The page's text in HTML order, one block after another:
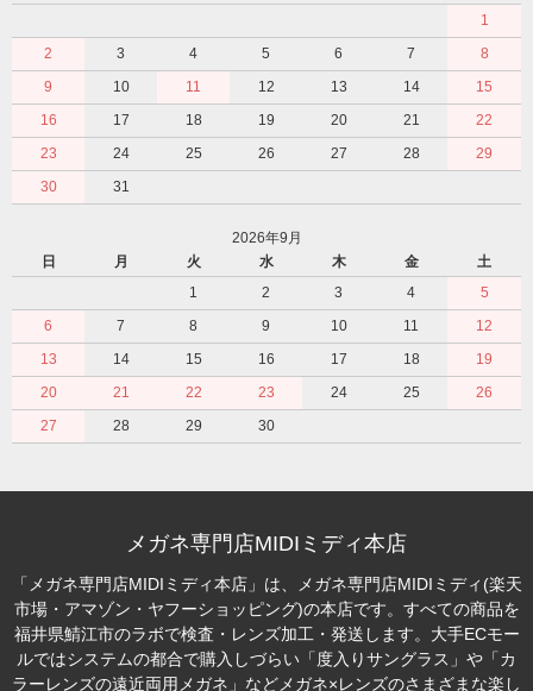
1
2
3 4 5 6 7
8
9
10 11 12 13 14
15
16
17 18 19 20 21
22
23
24 25 26 27 28
29
30
31
2026年9月
日
月 火 水 木 金
土
1
2 3 4
5
6
7 8 9 10 11
12
13
14 15 16 17 18
19
20
21 22 23 24 25
26
27
28 29 30
メガネ専門店MIDIミディ本店
「メガネ専門店MIDIミディ本店」は、メガネ専門店MIDIミディ(楽天
市場・アマゾン・ヤフーショッピング)の本店です。すべての商品を
福井県鯖江市のラボで検査・レンズ加工・発送します。大手ECモー
ルではシステムの都合で購入しづらい「度入りサングラス」や「カ
ラーレンズの遠近両用メガネ」などメガネ×レンズのさまざまな楽し